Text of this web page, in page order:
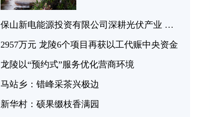
保山新电能源投资有限公司深耕光伏产业 为隆阳高质量发展注入绿色动能
2957万元 龙陵6个项目再获以工代赈中央资金
龙陵以“预约式”服务优化营商环境
马站乡：错峰采茶兴极边
新华村：硕果缀枝香满园